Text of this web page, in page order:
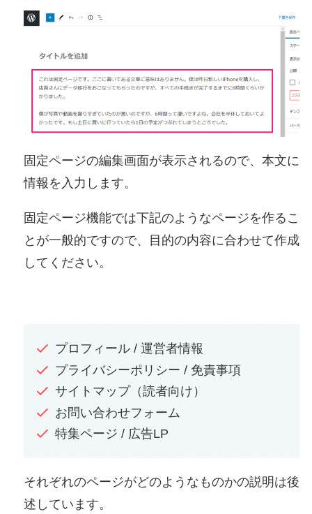
固定ページの編集画面が表示されるので、本文に
情報を入力します。
固定ページ機能では下記のようなページを作るこ
とが一般的ですので、目的の内容に合わせて作成
してください。
プロフィール / 運営者情報
プライバシーポリシー / 免責事項
サイトマップ（読者向け）
お問い合わせフォーム
特集ページ / 広告LP
それぞれのページがどのようなものかの説明は後
述しています。